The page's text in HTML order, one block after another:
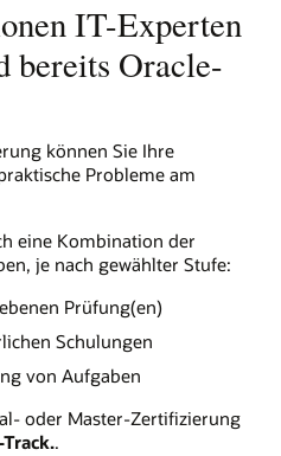
IT-Experten
bereits Oracle-
können Sie Ihre
Probleme am
eine Kombination der
je nach gewählter Stufe:
Prüfung(en)
Schulungen
von Aufgaben
oder Master-Zertifizierung
.